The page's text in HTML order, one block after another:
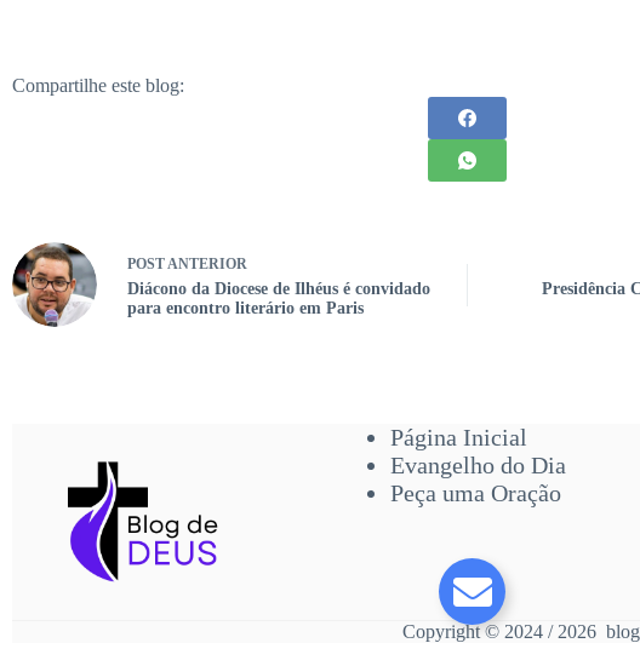
Compartilhe este blog:
POST ANTERIOR
Diácono da Diocese de Ilhéus é convidado
para encontro literário em Paris
Presidência
Página Inicial
Evangelho do Dia
Peça uma Oração
Copyright © 2024 / 2026